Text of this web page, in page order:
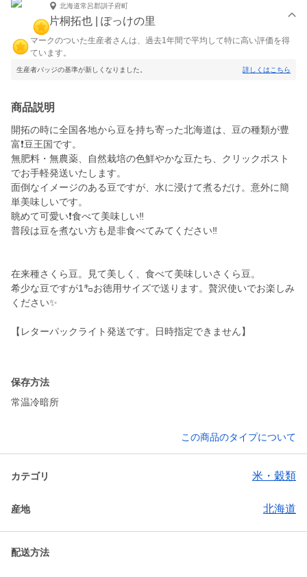
北海道常呂郡訓子府町
片桐拓也 | ぽっけの里
マークのついた生産者さんは、過去1年間で平均して特に高い評価を得
ています。
生産者バッジの基準が新しくなりました。 詳しくはこちら
商品説明
開拓の時に全国各地から豆を持ち寄った北海道は、豆の種類が豊
富❗豆王国です。
無肥料・無農薬、自然栽培の色鮮やかな豆たち、クリックポスト
でお手軽発送いたします。
面倒なイメージのある豆ですが、水に浸けて煮るだけ。意外に簡
単美味しいです。
眺めて可愛い❗食べて美味しい‼️
普段は豆を煮ない方も是非食べてみてください‼️
在来種さくら豆。見て美しく、食べて美味しいさくら豆。
希少な豆ですが1㌔お徳用サイズで送ります。贅沢使いでお楽しみ
ください✨
【レターパックライト発送です。日時指定できません】
保存方法
常温冷暗所
この商品のタイプについて
カテゴリ 米・穀類
産地 北海道
配送方法